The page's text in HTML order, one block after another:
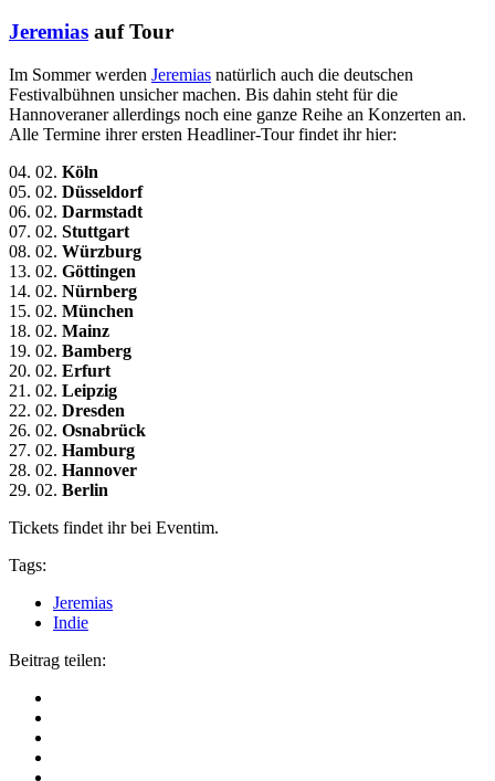
Jeremias auf Tour
Im Sommer werden Jeremias natürlich auch die deutschen
Festivalbühnen unsicher machen. Bis dahin steht für die
Hannoveraner allerdings noch eine ganze Reihe an Konzerten an.
Alle Termine ihrer ersten Headliner-Tour findet ihr hier:
04. 02. Köln
05. 02. Düsseldorf
06. 02. Darmstadt
07. 02. Stuttgart
08. 02. Würzburg
13. 02. Göttingen
14. 02. Nürnberg
15. 02. München
18. 02. Mainz
19. 02. Bamberg
20. 02. Erfurt
21. 02. Leipzig
22. 02. Dresden
26. 02. Osnabrück
27. 02. Hamburg
28. 02. Hannover
29. 02. Berlin
Tickets findet ihr bei Eventim.
Tags:
Jeremias
Indie
Beitrag teilen: